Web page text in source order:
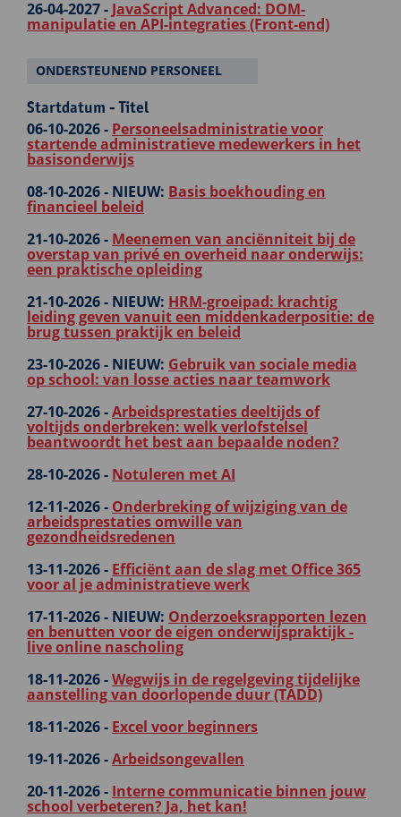
26-04-2027 - JavaScript Advanced: DOM-
manipulatie en API-integraties (Front-end)
ONDERSTEUNEND PERSONEEL
Startdatum - Titel
06-10-2026 - Personeelsadministratie voor
startende administratieve medewerkers in het
basisonderwijs
08-10-2026 - NIEUW: Basis boekhouding en
financieel beleid
21-10-2026 - Meenemen van anciënniteit bij de
overstap van privé en overheid naar onderwijs:
een praktische opleiding
21-10-2026 - NIEUW: HRM-groeipad: krachtig
leiding geven vanuit een middenkaderpositie: de
brug tussen praktijk en beleid
23-10-2026 - NIEUW: Gebruik van sociale media
op school: van losse acties naar teamwork
27-10-2026 -Arbeidsprestaties deeltijds of
voltijds onderbreken: welk verlofstelsel
beantwoordt het best aan bepaalde noden?
28-10-2026 - Notuleren met AI
12-11-2026 - Onderbreking of wijziging van de
arbeidsprestaties omwille van
gezondheidsredenen
13-11-2026 - Efficiënt aan de slag met Office 365
voor al je administratieve werk
17-11-2026 - NIEUW: Onderzoeksrapporten lezen
en benutten voor de eigen onderwijspraktijk -
live online nascholing
18-11-2026 -Wegwijs in de regelgeving tijdelijke
aanstelling van doorlopende duur (TADD)
18-11-2026 - Excel voor beginners
19-11-2026 -Arbeidsongevallen
20-11-2026 - Interne communicatie binnen jouw
school verbeteren? Ja, het kan!